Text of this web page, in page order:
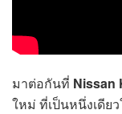
มาต่อกันที่ Nissan
ใหม่ ที่เป็นหนึ่งเดีย